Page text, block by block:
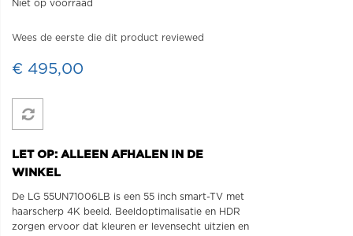
Niet op voorraad
Wees de eerste die dit product reviewed
€ 495,00
LET OP: ALLEEN AFHALEN IN DE
WINKEL
De LG 55UN71006LB is een 55 inch smart-TV met
haarscherp 4K beeld. Beeldoptimalisatie en HDR
zorgen ervoor dat kleuren er levensecht uitzien en